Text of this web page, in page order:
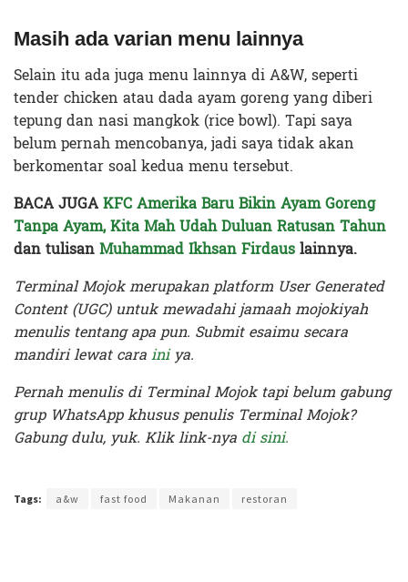
Masih ada varian menu lainnya
Selain itu ada juga menu lainnya di A&W, seperti
tender chicken atau dada ayam goreng yang diberi
tepung dan nasi mangkok (rice bowl). Tapi saya
belum pernah mencobanya, jadi saya tidak akan
berkomentar soal kedua menu tersebut.
BACA JUGAKFC Amerika Baru Bikin Ayam Goreng
Tanpa Ayam, Kita Mah Udah Duluan Ratusan Tahun
dan tulisanMuhammad Ikhsan Firdauslainnya.
Terminal Mojok merupakan platform User Generated
Content (UGC) untuk mewadahi jamaah mojokiyah
menulis tentang apa pun. Submit esaimu secara
mandiri lewat carainiya.
Pernah menulis di Terminal Mojok tapi belum gabung
grup WhatsApp khusus penulis Terminal Mojok?
Gabung dulu, yuk. Klik link-nya di sini.
Tags: a&w fast food Makanan restoran